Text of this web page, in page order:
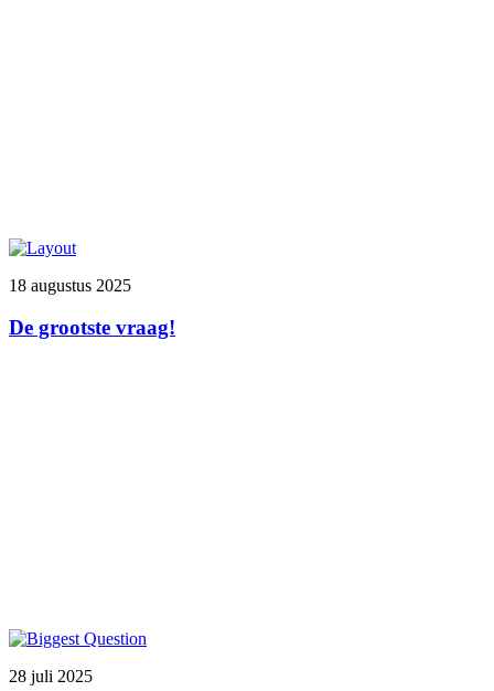
18 augustus 2025
De grootste vraag!
28 juli 2025